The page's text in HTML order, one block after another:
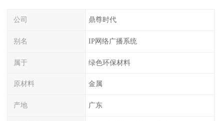
公司 鼎尊时代
别名 IP网络广播系统
属于 绿色环保材料
原材料 金属
产地 广东